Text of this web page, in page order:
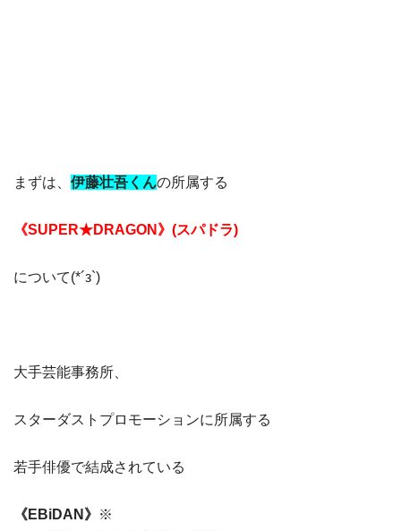
まずは、 伊藤壮吾 くんの所属する
《SUPER★DRAGON》(スパドラ)
について(*´з`)
大手芸能事務所、
スターダストプロモーションに所属する
若手俳優で結成されている
《EBiDAN》 ※